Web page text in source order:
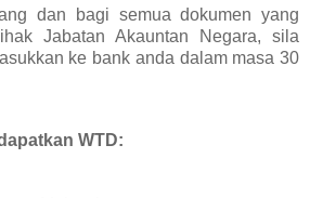
dan bagi semua dokumen yang
Jabatan Akauntan Negara, sila
ke bank anda dalam masa 30
WTD: